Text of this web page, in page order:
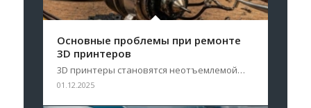
Основные проблемы при ремонте
3D принтеров
3D принтеры становятся неотъемлемой…
01.12.2025